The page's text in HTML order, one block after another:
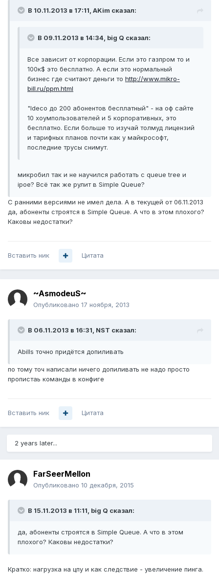
В 10.11.2013 в 17:11, AKim сказал:
В 09.11.2013 в 14:34, big Q сказал:
Все зависит от корпорации. Если это газпром то и
100к$ это бесплатно. А если это нормальный
бизнес где считают деньги то http://www.mikro-
bill.ru/ppm.html
"Ideco до 200 абонентов бесплатный" - на оф сайте
10 хоумпользователей и 5 корпоративных, это
бесплатно. Если больше то изучай толмуд лицензий
и тарифных планов почти как у майкрософт,
последние трусы снимут.
микробил так и не научился работать с queue tree и
ipoe? Всё так же рулит в Simple Queue?
С ранними версиями не имел дела. А в текущей от 06.11.2013
да, абоненты строятся в Simple Queue. А что в этом плохого?
Каковы недостатки?
Вставить ник Цитата
~AsmodeuS~
Опубликовано 17 ноября, 2013
В 06.11.2013 в 16:31, NST сказал:
Abills точно придётся допиливать
по тому точ написали ничего допиливать не надо просто
пропистаь команды в конфиге
Вставить ник Цитата
2 years later...
FarSeerMellon
Опубликовано 10 декабря, 2015
В 15.11.2013 в 11:11, big Q сказал:
да, абоненты строятся в Simple Queue. А что в этом
плохого? Каковы недостатки?
Кратко: нагрузка на цпу и как следствие - увеличение пинга.